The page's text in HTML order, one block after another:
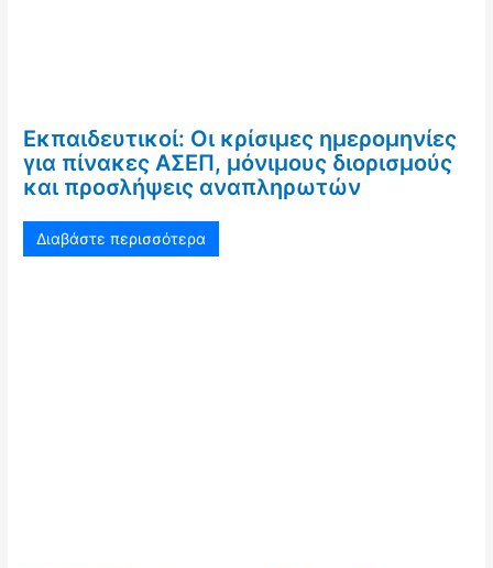
Εκπαιδευτικοί: Οι κρίσιμες ημερομηνίες
για πίνακες ΑΣΕΠ, μόνιμους διορισμούς
και προσλήψεις αναπληρωτών
Διαβάστε περισσότερα